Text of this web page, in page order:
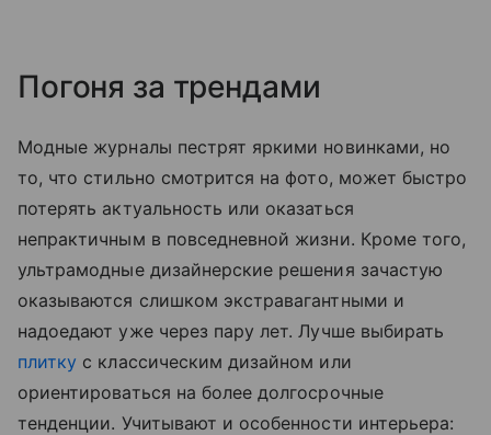
Погоня за трендами
Модные журналы пестрят яркими новинками, но
то, что стильно смотрится на фото, может быстро
потерять актуальность или оказаться
непрактичным в повседневной жизни. Кроме того,
ультрамодные дизайнерские решения зачастую
оказываются слишком экстравагантными и
надоедают уже через пару лет. Лучше выбирать
плитку с классическим дизайном или
ориентироваться на более долгосрочные
тенденции. Учитывают и особенности интерьера: